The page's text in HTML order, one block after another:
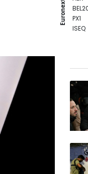
Euronext
PX1
ISEQ